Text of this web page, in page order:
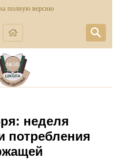
полную версию
неделя
потребления